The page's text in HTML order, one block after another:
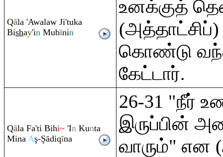
Qāla 'Awalaw Ji'tuka
Bishay'in Mubīnin
உனக்குத்
கொண்டு
கேட்டார்.
Qāla Fa'ti Bihi~ 'In Kunta
Mina Aş-Şādiqīna
26-31 "நீர்
இருப்பின்
வாரும்" என